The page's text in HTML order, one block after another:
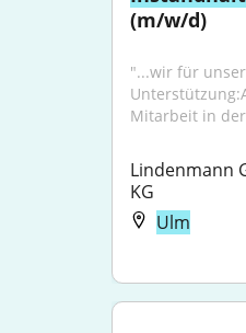
(m/w/d)
"...wir für
Mitarbeit in
Lindenmann
KG
Ulm